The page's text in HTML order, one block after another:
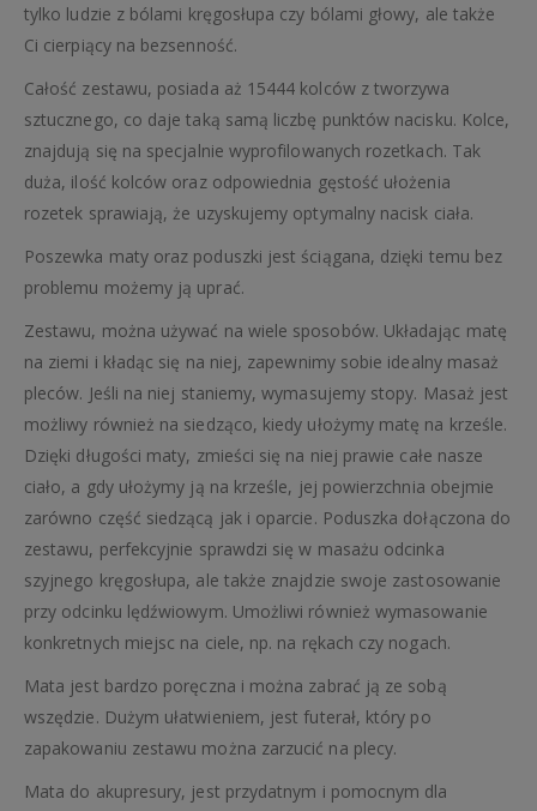
tylko ludzie z bólami kręgosłupa czy bólami głowy, ale także
Ci cierpiący na bezsenność.
Całość zestawu, posiada aż 15444 kolców z tworzywa
sztucznego, co daje taką samą liczbę punktów nacisku. Kolce,
znajdują się na specjalnie wyprofilowanych rozetkach. Tak
duża, ilość kolców oraz odpowiednia gęstość ułożenia
rozetek sprawiają, że uzyskujemy optymalny nacisk ciała.
Poszewka maty oraz poduszki jest ściągana, dzięki temu bez
problemu możemy ją uprać.
Zestawu, można używać na wiele sposobów. Układając matę
na ziemi i kładąc się na niej, zapewnimy sobie idealny masaż
pleców. Jeśli na niej staniemy, wymasujemy stopy. Masaż jest
możliwy również na siedząco, kiedy ułożymy matę na krześle.
Dzięki długości maty, zmieści się na niej prawie całe nasze
ciało, a gdy ułożymy ją na krześle, jej powierzchnia obejmie
zarówno część siedzącą jak i oparcie. Poduszka dołączona do
zestawu, perfekcyjnie sprawdzi się w masażu odcinka
szyjnego kręgosłupa, ale także znajdzie swoje zastosowanie
przy odcinku lędźwiowym. Umożliwi również wymasowanie
konkretnych miejsc na ciele, np. na rękach czy nogach.
Mata jest bardzo poręczna i można zabrać ją ze sobą
wszędzie. Dużym ułatwieniem, jest futerał, który po
zapakowaniu zestawu można zarzucić na plecy.
Mata do akupresury, jest przydatnym i pomocnym dla